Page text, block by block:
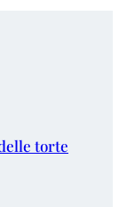
torte